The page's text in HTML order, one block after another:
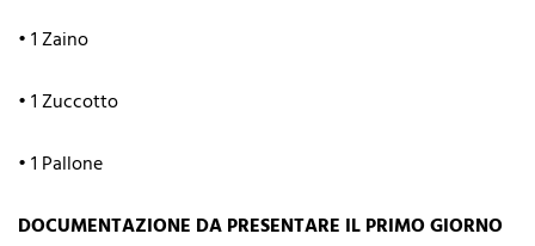
•⁠ ⁠1 Zaino
•⁠ ⁠1 Zuccotto
•⁠ ⁠1 Pallone
DOCUMENTAZIONE DA PRESENTARE IL PRIMO GIORNO